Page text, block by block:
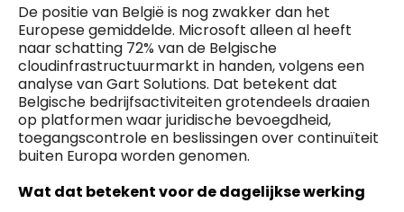
De positie van België is nog zwakker dan het
Europese gemiddelde. Microsoft alleen al heeft
naar schatting 72% van de Belgische
cloudinfrastructuurmarkt in handen, volgens een
analyse van Gart Solutions. Dat betekent dat
Belgische bedrijfsactiviteiten grotendeels draaien
op platformen waar juridische bevoegdheid,
toegangscontrole en beslissingen over continuïteit
buiten Europa worden genomen.
Wat dat betekent voor de dagelijkse werking